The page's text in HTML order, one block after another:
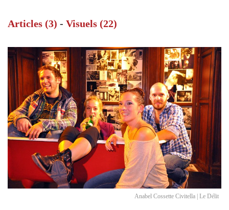
Articles (3) - Visuels (22)
Anabel Cossette Civitella | Le Délit